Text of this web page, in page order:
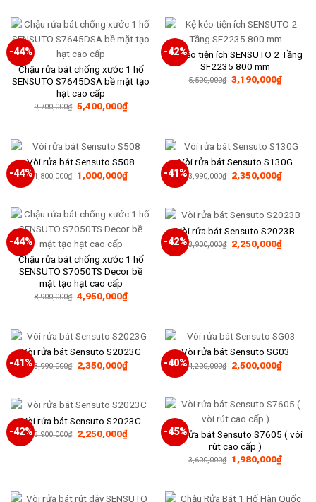
2,250,000₫.
-44%
Chậu rửa bát chống xước 1 hố
SENSUTO S7645DSA bề mặt tạo
hạt cao cấp
9,700,000₫ Giá
gốc
5,400,000₫Giá
hiện
5,400,000₫.
-42%
Kệ kéo tiện ích SENSUTO 2 Tầng
SF2235 800 mm
5,500,000₫ Giá
gốc
3,190,000₫Giá
hiện
-44%
Vòi rửa bát Sensuto S508
1,800,000₫ Giá
gốc
1,000,000₫Giá
hiện
1,000,000₫.
-41%
Vòi rửa bát Sensuto S130G
3,990,000₫ Giá
gốc
2,350,000₫Giá
hiện
-44%
Chậu rửa bát chống xước 1 hố
SENSUTO S7050TS Decor bề
mặt tạo hạt cao cấp
8,900,000₫ Giá
gốc
4,950,000₫Giá
hiện
4,950,000₫.
-42%
Vòi rửa bát Sensuto S2023B
3,900,000₫ Giá
gốc
2,250,000₫Giá
hiện
-41%
Vòi rửa bát Sensuto S2023G
3,990,000₫ Giá
gốc
2,350,000₫Giá
hiện
2,350,000₫.
-40%
Vòi rửa bát Sensuto SG03
4,200,000₫ Giá
gốc
2,500,000₫Giá
hiện
-42%
Vòi rửa bát Sensuto S2023C
3,900,000₫ Giá
gốc
2,250,000₫Giá
hiện
-45%
Vòi rửa bát Sensuto S7605 ( vòi
rút cao cấp )
3,600,000₫ Giá
gốc
1,980,000₫Giá
hiện